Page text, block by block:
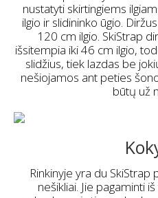
nustatyti skirtingiems
ilgio ir slidininko ūgio.
120 cm ilgio. SkiStrap
išsitempia iki 46 cm ilgio,
slidžius, tiek lazdas be
nešiojamos ant peties
būtų už
Rinkinyje yra du
nešikliai. Jie pagaminti